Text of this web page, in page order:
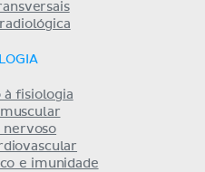
à fisiologia
nervoso
e imunidade